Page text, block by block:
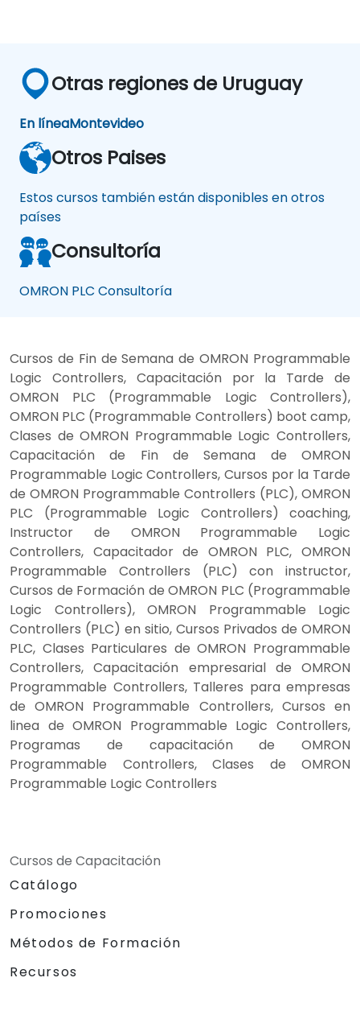
Otras regiones de Uruguay
En líneaMontevideo
Otros Paises
Estos cursos también están disponibles en otros
países
Consultoría
OMRON PLC Consultoría
Cursos de Fin de Semana de OMRON Programmable
Logic Controllers, Capacitación por la Tarde de
OMRON PLC (Programmable Logic Controllers),
OMRON PLC (Programmable Controllers) boot camp,
Clases de OMRON Programmable Logic Controllers,
Capacitación de Fin de Semana de OMRON
Programmable Logic Controllers, Cursos por la Tarde
de OMRON Programmable Controllers (PLC), OMRON
PLC (Programmable Logic Controllers) coaching,
Instructor de OMRON Programmable Logic
Controllers, Capacitador de OMRON PLC, OMRON
Programmable Controllers (PLC) con instructor,
Cursos de Formación de OMRON PLC (Programmable
Logic Controllers), OMRON Programmable Logic
Controllers (PLC) en sitio, Cursos Privados de OMRON
PLC, Clases Particulares de OMRON Programmable
Controllers, Capacitación empresarial de OMRON
Programmable Controllers, Talleres para empresas
de OMRON Programmable Controllers, Cursos en
linea de OMRON Programmable Logic Controllers,
Programas de capacitación de OMRON
Programmable Controllers, Clases de OMRON
Programmable Logic Controllers
Cursos de Capacitación
Catálogo
Promociones
Métodos de Formación
Recursos